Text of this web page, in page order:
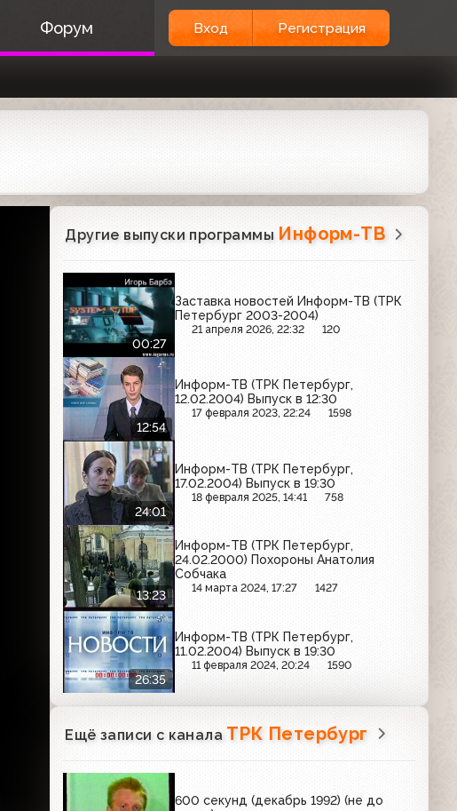
Форум Вход Регистрация
Другие выпуски программы Информ-ТВ
00:27
Заставка новостей Информ-ТВ (ТРК
Петербург 2003-2004)
21 апреля 2026, 22:32 120
12:54
Информ-ТВ (ТРК Петербург,
12.02.2004) Выпуск в 12:30
17 февраля 2023, 22:24 1598
24:01
Информ-ТВ (ТРК Петербург,
17.02.2004) Выпуск в 19:30
18 февраля 2025, 14:41 758
13:23
Информ-ТВ (ТРК Петербург,
24.02.2000) Похороны Анатолия
Собчака
14 марта 2024, 17:27 1427
26:35
Информ-ТВ (ТРК Петербург,
11.02.2004) Выпуск в 19:30
11 февраля 2024, 20:24 1590
Ещё записи с канала ТРК Петербург
600 секунд (декабрь 1992) (не до